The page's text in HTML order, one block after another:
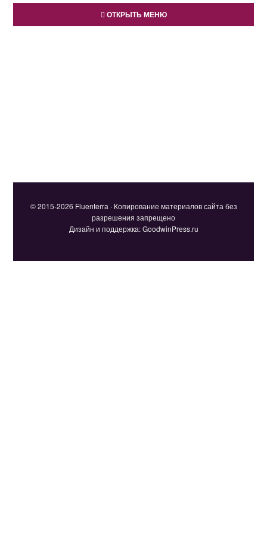
ОТКРЫТЬ МЕНЮ
© 2015-2026 Fluenterra · Копирование материалов сайта без
разрешения запрещено
Дизайн и поддержка: GoodwinPress.ru